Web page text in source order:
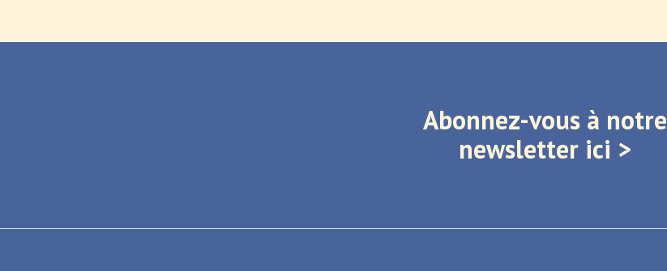
Abonnez-vous à notre
newsletter ici >